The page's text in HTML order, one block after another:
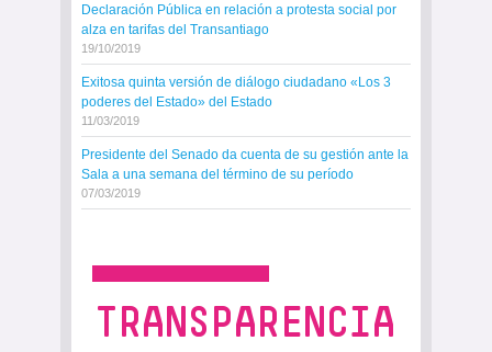
Declaración Pública en relación a protesta social por
alza en tarifas del Transantiago
19/10/2019
Exitosa quinta versión de diálogo ciudadano «Los 3
poderes del Estado» del Estado
11/03/2019
Presidente del Senado da cuenta de su gestión ante la
Sala a una semana del término de su período
07/03/2019